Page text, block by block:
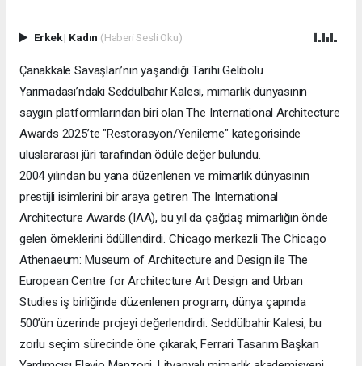
Erkek| Kadın (Haberi Sesli Oku)
Çanakkale Savaşları’nın yaşandığı Tarihi Gelibolu
Yarımadası’ndaki Seddülbahir Kalesi, mimarlık dünyasının
saygın platformlarından biri olan The International Architecture
Awards 2025’te "Restorasyon/Yenileme" kategorisinde
uluslararası jüri tarafından ödüle değer bulundu.
2004 yılından bu yana düzenlenen ve mimarlık dünyasının
prestijli isimlerini bir araya getiren The International
Architecture Awards (IAA), bu yıl da çağdaş mimarlığın önde
gelen örneklerini ödüllendirdi. Chicago merkezli The Chicago
Athenaeum: Museum of Architecture and Design ile The
European Centre for Architecture Art Design and Urban
Studies iş birliğinde düzenlenen program, dünya çapında
500’ün üzerinde projeyi değerlendirdi. Seddülbahir Kalesi, bu
zorlu seçim sürecinde öne çıkarak, Ferrari Tasarım Başkan